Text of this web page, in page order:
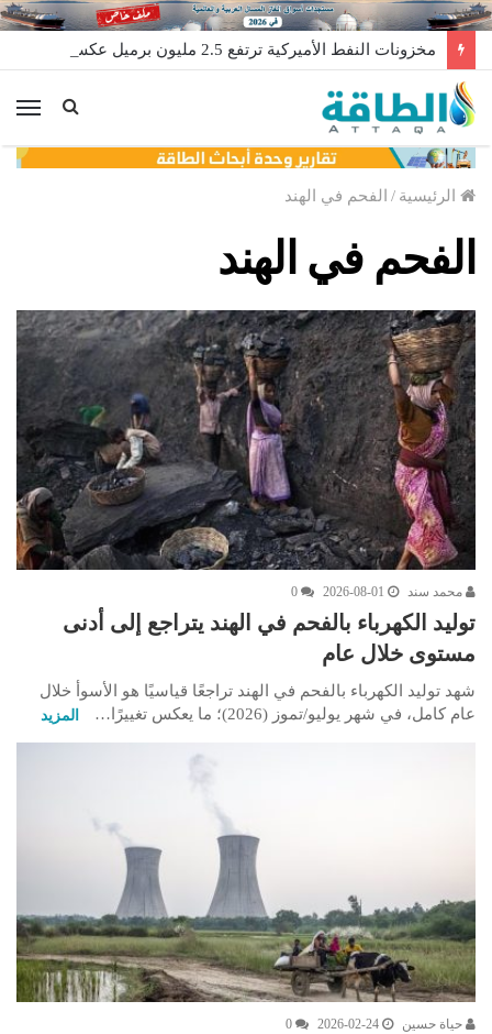
الرئيسية / الفحم في الهند
الفحم في الهند
محمد سند 2026-08-01
0
توليد الكهرباء بالفحم في الهند يتراجع إلى أدنى
مستوى خلال عام
شهد توليد الكهرباء بالفحم في الهند تراجعًا قياسيًا هو الأسوأ خلال
عام كامل، في شهر يوليو/تموز (2026)؛ ما يعكس تغييرًا…
المزيد
حياة حسين 2026-02-24
0